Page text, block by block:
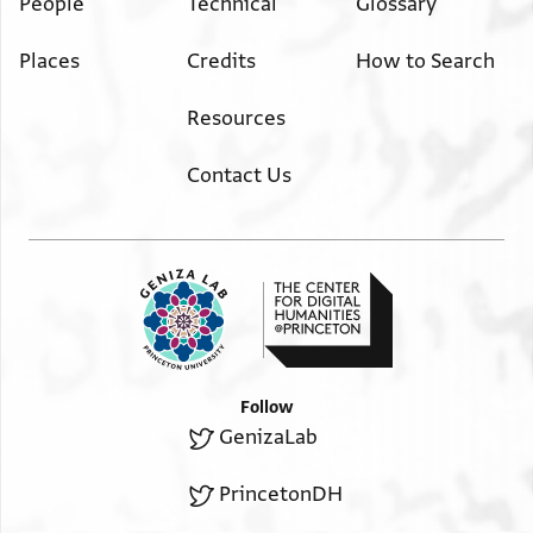
منها قديما صفية(؟) مرقل(؟)
Places Credits
Resources
Contact Us
How to Search
Follow
GenizaLab
PrincetonDH